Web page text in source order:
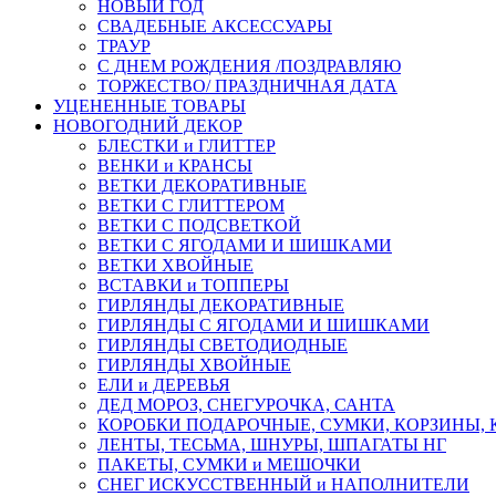
НОВЫЙ ГОД
СВАДЕБНЫЕ АКСЕССУАРЫ
ТРАУР
С ДНЕМ РОЖДЕНИЯ /ПОЗДРАВЛЯЮ
ТОРЖЕСТВО/ ПРАЗДНИЧНАЯ ДАТА
УЦЕНЕННЫЕ ТОВАРЫ
НОВОГОДНИЙ ДЕКОР
БЛЕСТКИ и ГЛИТТЕР
ВЕНКИ и КРАНСЫ
ВЕТКИ ДЕКОРАТИВНЫЕ
ВЕТКИ С ГЛИТТЕРОМ
ВЕТКИ С ПОДСВЕТКОЙ
ВЕТКИ С ЯГОДАМИ И ШИШКАМИ
ВЕТКИ ХВОЙНЫЕ
ВСТАВКИ и ТОППЕРЫ
ГИРЛЯНДЫ ДЕКОРАТИВНЫЕ
ГИРЛЯНДЫ С ЯГОДАМИ И ШИШКАМИ
ГИРЛЯНДЫ СВЕТОДИОДНЫЕ
ГИРЛЯНДЫ ХВОЙНЫЕ
ЕЛИ и ДЕРЕВЬЯ
ДЕД МОРОЗ, СНЕГУРОЧКА, САНТА
КОРОБКИ ПОДАРОЧНЫЕ, СУМКИ,
ЛЕНТЫ, ТЕСЬМА, ШНУРЫ, ШПАГАТЫ НГ
ПАКЕТЫ, СУМКИ и МЕШОЧКИ
СНЕГ ИСКУССТВЕННЫЙ и НАПОЛНИТЕЛИ